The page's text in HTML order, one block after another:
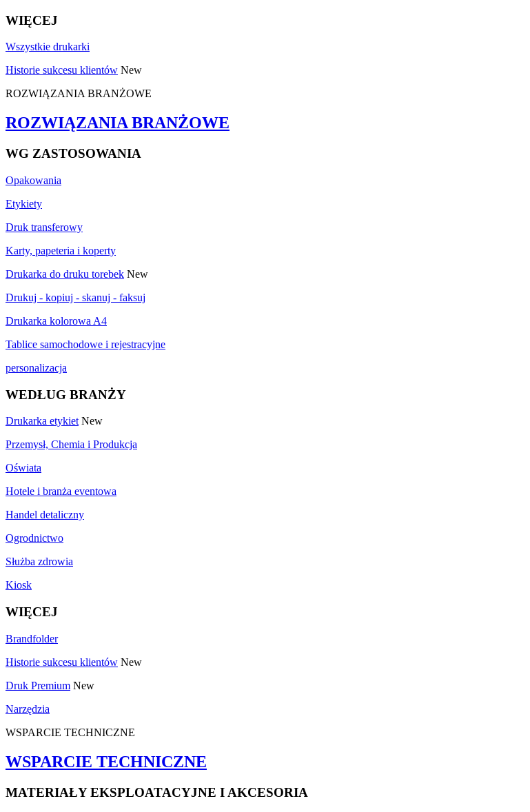
WIĘCEJ
Wszystkie drukarki
Historie sukcesu klientów New
ROZWIĄZANIA BRANŻOWE
ROZWIĄZANIA BRANŻOWE
WG ZASTOSOWANIA
Opakowania
Etykiety
Druk transferowy
Karty, papeteria i koperty
Drukarka do druku torebek New
Drukuj - kopiuj - skanuj - faksuj
Drukarka kolorowa A4
Tablice samochodowe i rejestracyjne
personalizacja
WEDŁUG BRANŻY
Drukarka etykiet New
Przemysł, Chemia i Produkcja
Oświata
Hotele i branża eventowa
Handel detaliczny
Ogrodnictwo
Służba zdrowia
Kiosk
WIĘCEJ
Brandfolder
Historie sukcesu klientów New
Druk Premium New
Narzędzia
WSPARCIE TECHNICZNE
WSPARCIE TECHNICZNE
MATERIAŁY EKSPLOATACYJNE I AKCESORIA